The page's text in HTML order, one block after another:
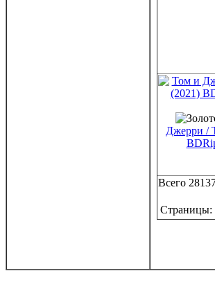
Джерри /
Всего
Страницы: